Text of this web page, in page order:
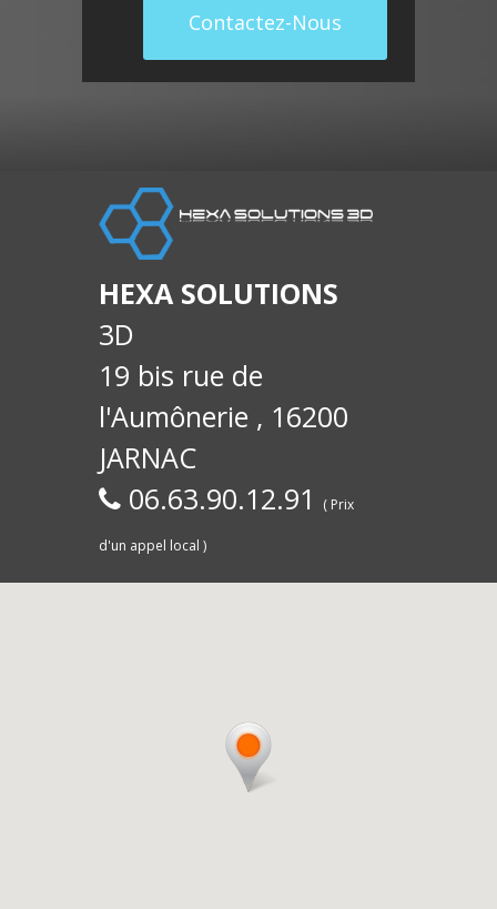
Commerce,
Saintes
Contactez-Nous
HEXA SOLUTIONS
3D
19 bis rue de
l'Aumônerie , 16200
JARNAC
06.63.90.12.91
( Prix
d'un appel local )